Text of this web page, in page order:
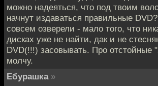
можно надеяться, что под твоим
начнут издаваться правильные
совсем озверели - мало того, что
дисках уже не найти, дак и не
DVD(!!!) засовывать. Про отстойные
молчу.
Ебурашка »